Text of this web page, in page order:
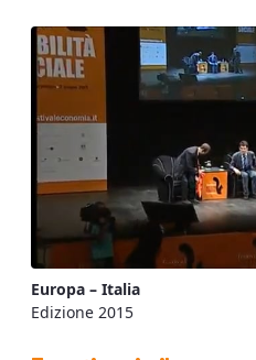
Europa – Italia
Edizione 2015